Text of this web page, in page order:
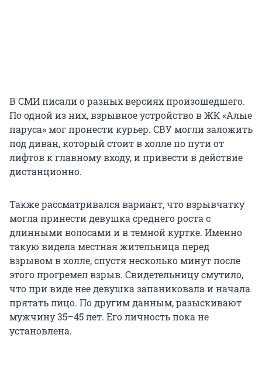
В СМИ писали о разных версиях произошедшего.
По одной из них, взрывное устройство в ЖК «Алые
паруса» мог пронести курьер. СВУ могли заложить
под диван, который стоит в холле по пути от
лифтов к главному входу, и привести в действие
дистанционно.
Также рассматривался вариант, что взрывчатку
могла принести девушка среднего роста с
длинными волосами и в темной куртке. Именно
такую видела местная жительница перед
взрывом в холле, спустя несколько минут после
этого прогремел взрыв. Свидетельницу смутило,
что при виде нее девушка запаниковала и начала
прятать лицо. По другим данным, разыскивают
мужчину 35–45 лет. Его личность пока не
установлена.